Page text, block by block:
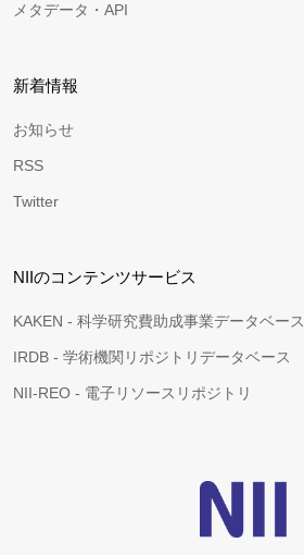
メタデータ・API
新着情報
お知らせ
RSS
Twitter
NIIのコンテンツサービス
KAKEN - 科学研究費助成事業データベース
IRDB - 学術機関リポジトリデータベース
NII-REO - 電子リソースリポジトリ